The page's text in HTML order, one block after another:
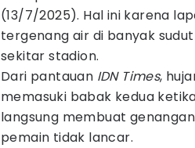
(13/7/2025). Hal ini karena
tergenang air di banyak
sekitar stadion.
Dari pantauan IDN Times,
memasuki babak kedua
langsung membuat
pemain tidak lancar.